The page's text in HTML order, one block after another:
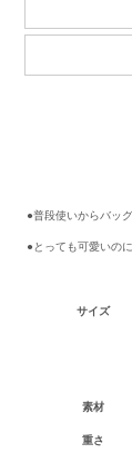
●普段使いからバッ
●とっても可愛いの
サイズ
素材
重さ